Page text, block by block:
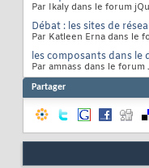
Par Ikaly dans le forum
Débat : les sites de
Par Katleen Erna dans le
les composants dans le
Par amnass dans le forum
Partager